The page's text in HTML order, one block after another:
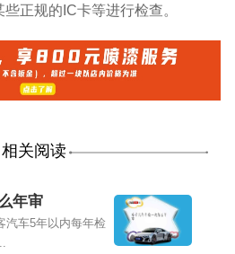
正规的IC卡等进行检查。
相关阅读
年审
汽车5年以内每年检